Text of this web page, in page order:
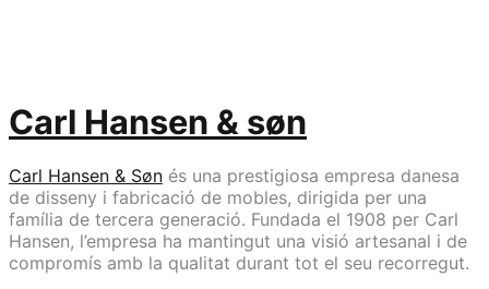
Carl Hansen & søn
Carl Hansen & Søn és una prestigiosa empresa danesa
de disseny i fabricació de mobles, dirigida per una
família de tercera generació. Fundada el 1908 per Carl
Hansen, l’empresa ha mantingut una visió artesanal i de
compromís amb la qualitat durant tot el seu recorregut.